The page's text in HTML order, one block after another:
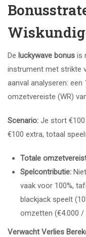
De luckywave bonus is
instrument met strikte
aanval analyseren:
omzetvereiste (WR)
Scenario: Je stort
€100 extra, totaal
Totale
Spelcontributie:
vaak voor 100%,
blackjack speelt
omzetten (€4.000 /
Verwacht Verlies